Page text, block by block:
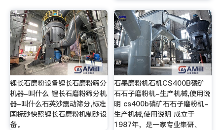
锂长石磨粉设备锂长石磨粉筛分
机器-叫什么 锂长石磨粉筛分机
器-叫什么石英沙震动筛分,标准
国标砂快照锂长石磨粉机制砂设
备。
石墨磨粉机石机CS400B磷矿
石石子磨粉机-生产机械,使用说
明 cs400b磷矿石石子磨粉机-
生产机械,使用说明 成立于
1987年，是一家专业集研、